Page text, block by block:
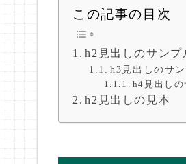
この記事の目次
h2見出しのサンプ
h3見出しのサ
h4見出しの
h2見出しの見本